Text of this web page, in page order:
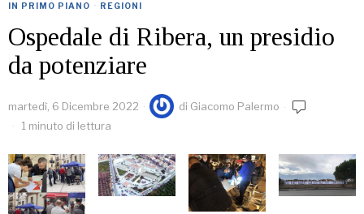
IN PRIMO PIANO · REGIONI
Ospedale di Ribera, un presidio
da potenziare
martedì, 6 Dicembre 2022 di Giacomo Palermo
1 minuto di lettura